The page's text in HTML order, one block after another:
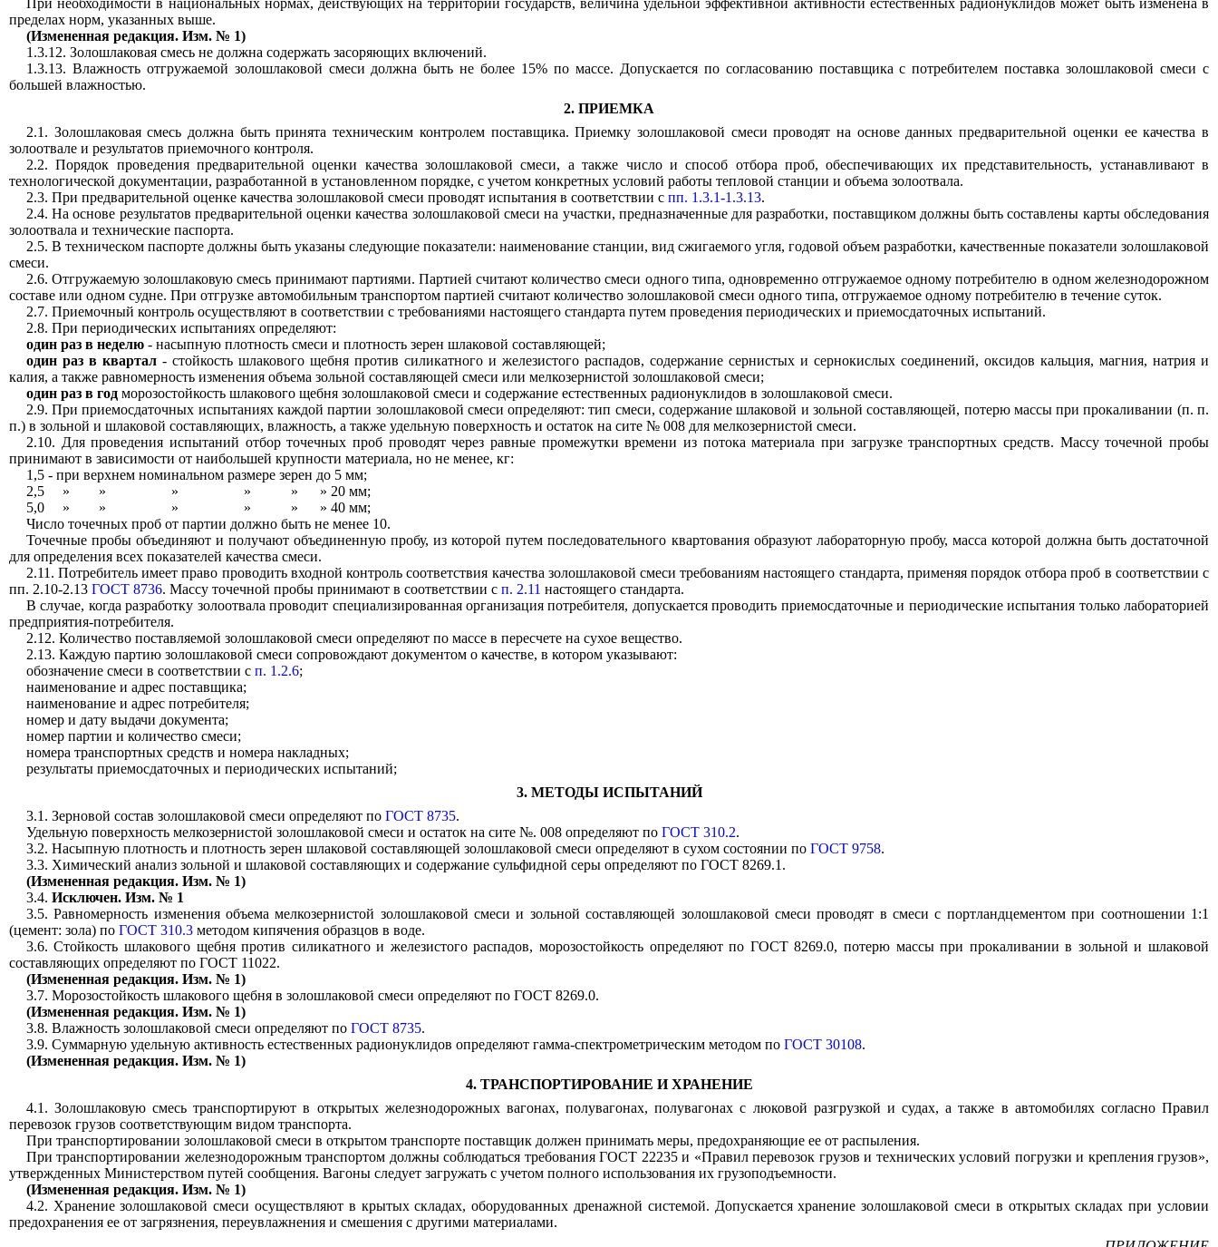
пределах норм, указанных выше.
(Измененная редакция. Изм. № 1)
1.3.12. Золошлаковая смесь не должна содержать засоряющих включений.
1.3.13. Влажность отгружаемой золошлаковой смеси должна быть не более 15% по массе. Допускается по согласованию поставщика с потребителем поставка золошлаковой смеси с
большей влажностью.
2. ПРИЕМКА
2.1. Золошлаковая смесь должна быть принята техническим контролем поставщика. Приемку золошлаковой смеси проводят на основе данных предварительной оценки ее качества в
золоотвале и результатов приемочного контроля.
2.2. Порядок проведения предварительной оценки качества золошлаковой смеси, а также число и способ отбора проб, обеспечивающих их представительность, устанавливают в
технологической документации, разработанной в установленном порядке, с учетом конкретных условий работы тепловой станции и объема золоотвала.
2.3. При предварительной оценке качества золошлаковой смеси проводят испытания в соответствии с пп. 1.3.1-1.3.13.
2.4. На основе результатов предварительной оценки качества золошлаковой смеси на участки, предназначенные для разработки, поставщиком должны быть составлены карты обследования
золоотвала и технические паспорта.
2.5. В техническом паспорте должны быть указаны следующие показатели: наименование станции, вид сжигаемого угля, годовой объем разработки, качественные показатели золошлаковой
смеси.
2.6. Отгружаемую золошлаковую смесь принимают партиями. Партией считают количество смеси одного типа, одновременно отгружаемое одному потребителю в одном железнодорожном
составе или одном судне. При отгрузке автомобильным транспортом партией считают количество золошлаковой смеси одного типа, отгружаемое одному потребителю в течение суток.
2.7. Приемочный контроль осуществляют в соответствии с требованиями настоящего стандарта путем проведения периодических и приемосдаточных испытаний.
2.8. При периодических испытаниях определяют:
один раз в неделю- насыпную плотность смеси и плотность зерен шлаковой составляющей;
один раз в квартал- стойкость шлакового щебня против силикатного и железистого распадов, содержание сернистых и сернокислых соединений, оксидов кальция, магния, натрия и
калия, а также равномерность изменения объема зольной составляющей смеси или мелкозернистой золошлаковой смеси;
один раз в годморозостойкость шлакового щебня золошлаковой смеси и содержание естественных радионуклидов в золошлаковой смеси.
2.9. При приемосдаточных испытаниях каждой партии золошлаковой смеси определяют: тип смеси, содержание шлаковой и зольной составляющей, потерю массы при прокаливании (п. п.
п.) в зольной и шлаковой составляющих, влажность, а также удельную поверхность и остаток на сите № 008 для мелкозернистой смеси.
2.10. Для проведения испытаний отбор точечных проб проводят через равные промежутки времени из потока материала при загрузке транспортных средств. Массу точечной пробы
принимают в зависимости от наибольшей крупности материала, но не менее, кг:
1,5 - при верхнем номинальном размере зерен до 5 мм;
2,5
» » » » »
» 20 мм;
5,0
» » » » »
» 40 мм;
Число точечных проб от партии должно быть не менее 10.
Точечные пробы объединяют и получают объединенную пробу, из которой путем последовательного квартования образуют лабораторную пробу, масса которой должна быть достаточной
для определения всех показателей качества смеси.
2.11. Потребитель имеет право проводить входной контроль соответствия качества золошлаковой смеси требованиям настоящего стандарта, применяя порядок отбора проб в соответствии с
пп. 2.10-2.13 ГОСТ 8736. Массу точечной пробы принимают в соответствии с п. 2.11 настоящего стандарта.
В случае, когда разработку золоотвала проводит специализированная организация потребителя, допускается проводить приемосдаточные и периодические испытания только лабораторией
предприятия-потребителя.
2.12. Количество поставляемой золошлаковой смеси определяют по массе в пересчете на сухое вещество.
2.13. Каждую партию золошлаковой смеси сопровождают документом о качестве, в котором указывают:
обозначение смеси в соответствии с п. 1.2.6;
наименование и адрес поставщика;
наименование и адрес потребителя;
номер и дату выдачи документа;
номер партии и количество смеси;
номера транспортных средств и номера накладных;
результаты приемосдаточных и периодических испытаний;
3. МЕТОДЫ ИСПЫТАНИЙ
3.1. Зерновой состав золошлаковой смеси определяют по ГОСТ 8735.
Удельную поверхность мелкозернистой золошлаковой смеси и остаток на сите №. 008 определяют по ГОСТ 310.2.
3.2. Насыпную плотность и плотность зерен шлаковой составляющей золошлаковой смеси определяют в сухом состоянии по ГОСТ 9758.
3.3. Химический анализ зольной и шлаковой составляющих и содержание сульфидной серы определяют по ГОСТ 8269.1 .
(Измененная редакция. Изм. № 1)
3.4. Исключен. Изм. № 1
3.5. Равномерность изменения объема мелкозернистой золошлаковой смеси и зольной составляющей золошлаковой смеси проводят в смеси с портландцементом при соотношении 1:1
(цемент: зола) по ГОСТ 310.3 методом кипячения образцов в воде.
3.6. Стойкость шлакового щебня против силикатного и железистого распадов, морозостойкость определяют по ГОСТ 8269.0, потерю массы при прокаливании в зольной и шлаковой
составляющих определяют по ГОСТ 11022.
(Измененная редакция. Изм. № 1)
3.7. Морозостойкость шлакового щебня в золошлаковой смеси определяют по ГОСТ 8269.0.
(Измененная редакция. Изм. № 1)
3.8. Влажность золошлаковой смеси определяют по ГОСТ 8735.
3.9. Суммарную удельную активность естественных радионуклидов определяют гамма-спектрометрическим методом по ГОСТ 30108.
(Измененная редакция. Изм. № 1)
4. ТРАНСПОРТИРОВАНИЕ И ХРАНЕНИЕ
4.1. Золошлаковую смесь транспортируют в открытых железнодорожных вагонах, полувагонах, полувагонах с люковой разгрузкой и судах, а также в автомобилях согласно Правил
перевозок грузов соответствующим видом транспорта.
При транспортировании золошлаковой смеси в открытом транспорте поставщик должен принимать меры, предохраняющие ее от распыления.
При транспортировании железнодорожным транспортом должны соблюдаться требования ГОСТ 22235 и «Правил перевозок грузов и технических условий погрузки и крепления грузов»,
утвержденных Министерством путей сообщения. Вагоны следует загружать с учетом полного использования их грузоподъемности.
(Измененная редакция. Изм. № 1)
4.2. Хранение золошлаковой смеси осуществляют в крытых складах, оборудованных дренажной системой. Допускается хранение золошлаковой смеси в открытых складах при условии
предохранения ее от загрязнения, переувлажнения и смешения с другими материалами.